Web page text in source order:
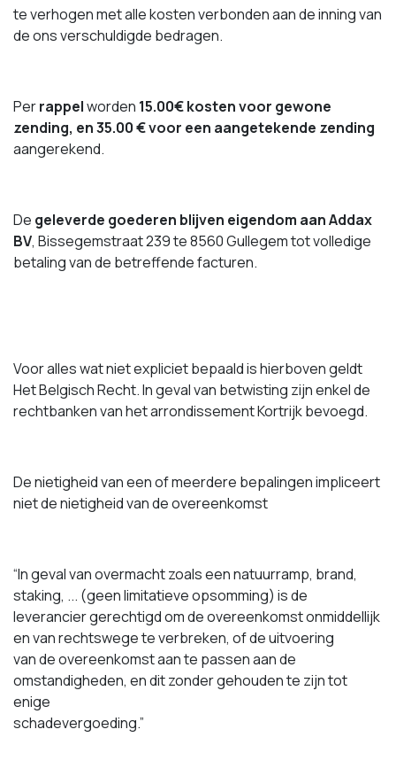
te verhogen met alle kosten verbonden aan de inning van
de ons verschuldigde bedragen.
Perrappelworden 15.00€ kosten voor gewone
zending, en 35.00 € voor een aangetekende zending
aangerekend.
De geleverde goederen blijven eigendom aan Addax
BV, Bissegemstraat 239 te 8560 Gullegem tot volledige
betaling van de betreffende facturen.
Voor alles wat niet expliciet bepaald is hierboven geldt
Het Belgisch Recht. In geval van betwisting zijn enkel de
rechtbanken van het arrondissement Kortrijk bevoegd.
De nietigheid van een of meerdere bepalingen impliceert
niet de nietigheid van de overeenkomst
“In geval van overmacht zoals een natuurramp, brand,
staking, ... (geen limitatieve opsomming) is de
leverancier gerechtigd om de overeenkomst onmiddellijk
en van rechtswege te verbreken, of de uitvoering
van de overeenkomst aan te passen aan de
omstandigheden, en dit zonder gehouden te zijn tot
enige
schadevergoeding.”